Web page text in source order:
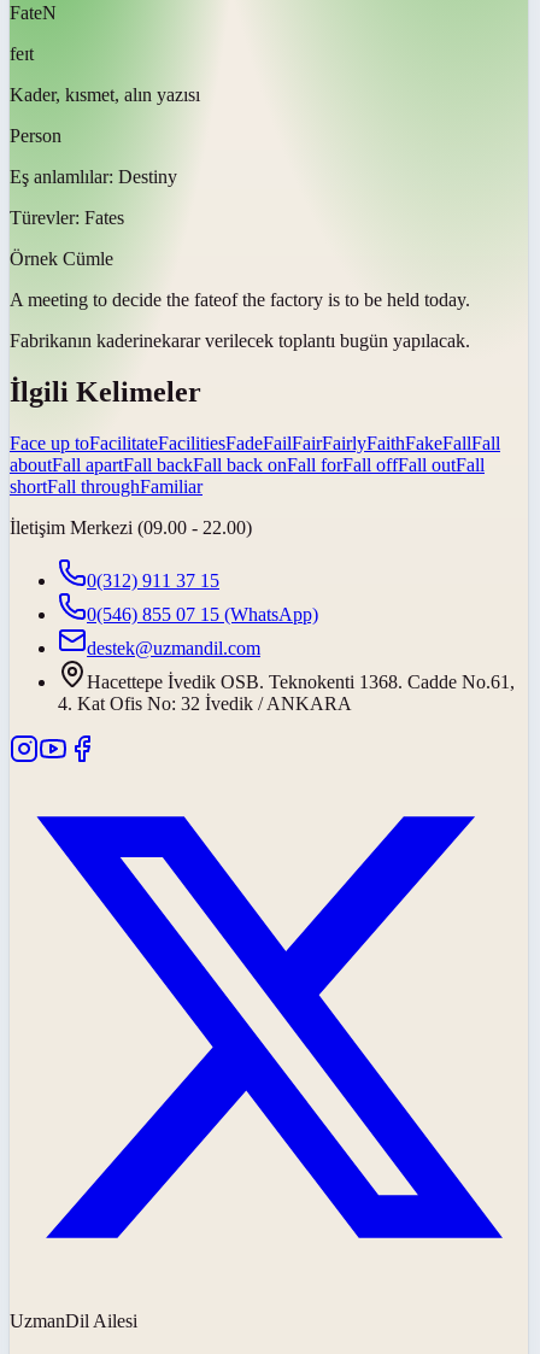
FateN
feɪt
Kader, kısmet, alın yazısı
Person
Eş anlamlılar: Destiny
Türevler: Fates
Örnek Cümle
A meeting to decide the fateof the factory is to be held today.
Fabrikanın kaderinekarar verilecek toplantı bugün yapılacak.
İlgili Kelimeler
Face up toFacilitateFacilitiesFadeFailFairFairlyFaithFakeFallFall
aboutFall apartFall backFall back onFall forFall offFall outFall
shortFall throughFamiliar
İletişim Merkezi (09.00 - 22.00)
0(312) 911 37 15
0(546) 855 07 15 (WhatsApp)
destek@uzmandil.com
Hacettepe İvedik OSB. Teknokenti 1368. Cadde No.61,
4. Kat Ofis No: 32 İvedik / ANKARA
UzmanDil Ailesi